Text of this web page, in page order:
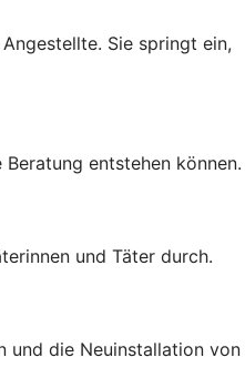
Sie springt ein,
entstehen können.
und Täter durch.
und die Neuinstallation von